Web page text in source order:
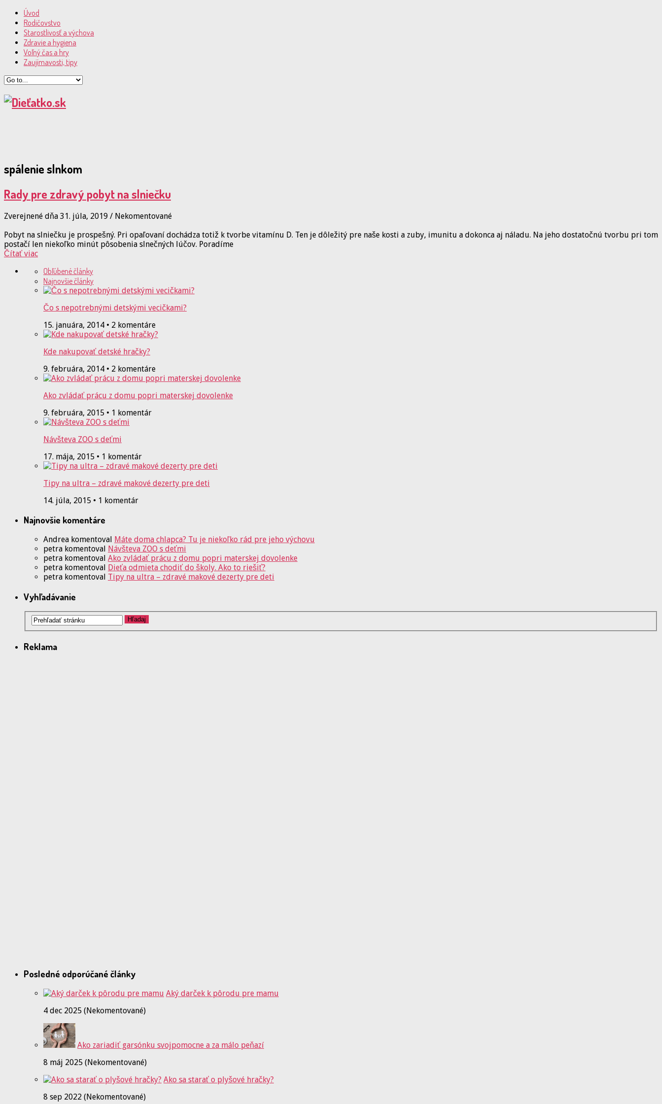
Úvod
Rodičovstvo
Starostlivosť a výchova
Zdravie a hygiena
Voľný čas a hry
Zaujímavosti, tipy
spálenie slnkom
Rady pre zdravý pobyt na slniečku
Zverejnené dňa 31. júla, 2019 / Nekomentované
Pobyt na slniečku je prospešný. Pri opaľovaní dochádza totiž k tvorbe vitamínu D. Ten je dôležitý pre naše kosti a zuby, imunitu a dokonca aj náladu. Na jeho dostatočnú tvorbu pri tom
postačí len niekoľko minút pôsobenia slnečných lúčov. Poradíme
Čítať viac
Obľúbené články
Najnovšie články
Čo s nepotrebnými detskými vecičkami?
15. januára, 2014 • 2 komentáre
Kde nakupovať detské hračky?
9. februára, 2014 • 2 komentáre
Ako zvládať prácu z domu popri materskej dovolenke
9. februára, 2015 • 1 komentár
Návšteva ZOO s deťmi
17. mája, 2015 • 1 komentár
Tipy na ultra – zdravé makové dezerty pre deti
14. júla, 2015 • 1 komentár
Najnovšie komentáre
Andrea komentoval Máte doma chlapca? Tu je niekoľko rád pre jeho výchovu
petra komentoval Návšteva ZOO s deťmi
petra komentoval Ako zvládať prácu z domu popri materskej dovolenke
petra komentoval Dieťa odmieta chodiť do školy. Ako to riešiť?
petra komentoval Tipy na ultra – zdravé makové dezerty pre deti
Vyhľadávanie
Reklama
Posledné odporúčané články
Aký darček k pôrodu pre mamu
4 dec 2025 (Nekomentované)
Ako zariadiť garsónku svojpomocne a za málo peňazí
8 máj 2025 (Nekomentované)
Ako sa starať o plyšové hračky?
8 sep 2022 (Nekomentované)